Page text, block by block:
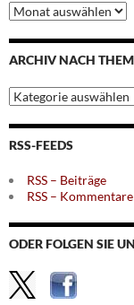
Archiv
nach
Monaten
ARCHIV NACH
Archiv
nach
Themen
RSS-FEEDS
RSS – Beiträge
RSS – Kommentare
ODER FOLGEN SIE